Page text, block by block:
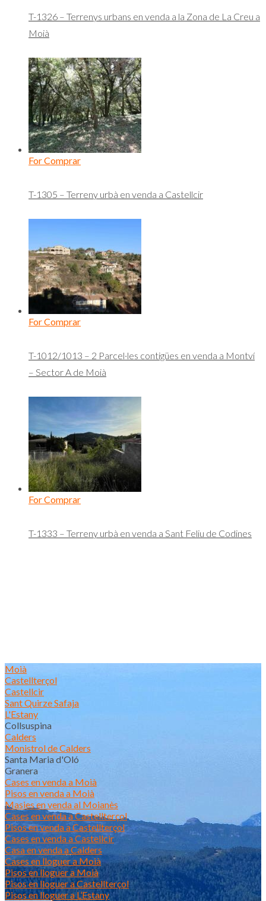
T-1326 – Terrenys urbans en venda a la Zona de La Creu a
Moià
For Comprar
T-1305 – Terreny urbà en venda a Castellcir
For Comprar
T-1012/1013 – 2 Parcel·les contigües en venda a Montví
– Sector A de Moià
For Comprar
T-1333 – Terreny urbà en venda a Sant Feliu de Codines
Moià
Castellterçol
Castellcir
Sant Quirze Safaja
L'Estany
Collsuspina
Calders
Monistrol de Calders
Santa Maria d'Oló
Granera
Cases en venda a Moià
Pisos en venda a Moià
Masies en venda al Moianès
Cases en venda a Castellterçol
Pisos en venda a Castellterçol
Cases en venda a Castellcir
Casa en venda a Calders
Cases en lloguer a Moià
Pisos en lloguer a Moià
Pisos en lloguer a Castellterçol
Pisos en lloguer a L’Estany